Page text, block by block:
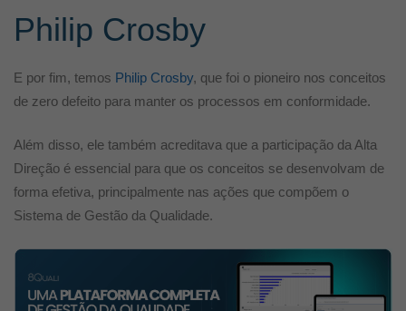
Philip Crosby
E por fim, temos Philip Crosby, que foi o pioneiro nos conceitos
de zero defeito para manter os processos em conformidade.
Além disso, ele também acreditava que a participação da Alta
Direção é essencial para que os conceitos se desenvolvam de
forma efetiva, principalmente nas ações que compõem o
Sistema de Gestão da Qualidade.